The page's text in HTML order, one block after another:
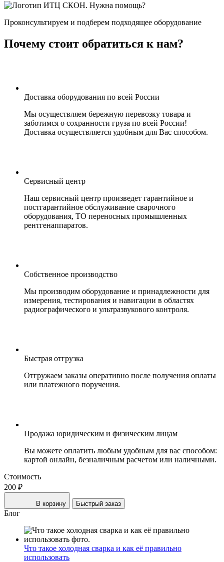
Нужна помощь?
Проконсультируем и подберем подходящее оборудование
Почему стоит обратиться к нам?
Доставка оборудования по всей России
Мы осуществляем бережную перевозку товара и
заботимся о сохранности груза по всей России!
Доставка осуществляется удобным для Вас способом.
Сервисный центр
Наш сервисный центр произведет гарантийное и
постгарантийное обслуживание сварочного
оборудования, ТО переносных промышленных
рентгенаппаратов.
Собственное производство
Мы производим оборудование и принадлежности для
измерения, тестирования и навигации в областях
радиографического и ультразвукового контроля.
Быстрая отгрузка
Отгружаем заказы оперативно после получения оплаты
или платежного поручения.
Продажа юридическим и физическим лицам
Вы можете оплатить любым удобным для вас способом:
картой онлайн, безналичным расчетом или наличными.
Стоимость
200 ₽
В корзину Быстрый заказ
Блог
Что такое холодная сварка и как её правильно
использовать